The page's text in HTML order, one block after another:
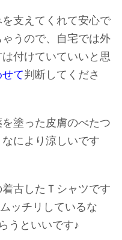
支えてくれて安心で
うので、自宅では外
付けていていいと思
て判断してくださ
塗った皮膚のべたつ
により涼しいです
古したＴシャツです
ッチリしているな
うといいです♪